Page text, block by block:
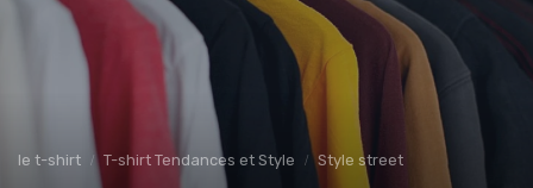
le t-shirt T-shirt Tendances et Style Style street